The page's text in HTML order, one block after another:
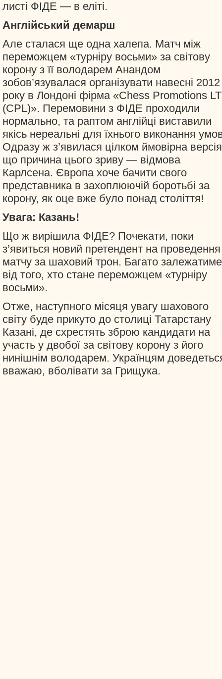
листі ФІДЕ — в еліті.
Англійський демарш
Але сталася ще одна халепа. Матч між
переможцем «турніру восьми» за світову
корону з її володарем Анандом
зобов’язувалася організувати навесні 2012
року в Лондоні фірма «Chess Promotions
(CPL)». Перемовини з ФІДЕ проходили
нормально, та раптом англійці виставили
якісь нереальні для їхнього виконання
Одразу ж з’явилася цілком ймовірна
що причина цього зриву — відмова
Карлсена. Європа хоче бачити свого
представника в захоплюючій боротьбі за
корону, як оце вже було понад століття!
Увага: Казань!
Що ж вирішила ФІДЕ? Почекати, поки
з’явиться новий претендент на проведення
матчу за шаховий трон. Багато залежатиме
від того, хто стане переможцем «турніру
восьми».
Отже, наступного місяця увагу шахового
світу буде прикуто до столиці Татарстану
Казані, де схрестять зброю кандидати на
участь у двобої за світову корону з його
нинішнім володарем. Українцям
вважаю, вболівати за Грищука.